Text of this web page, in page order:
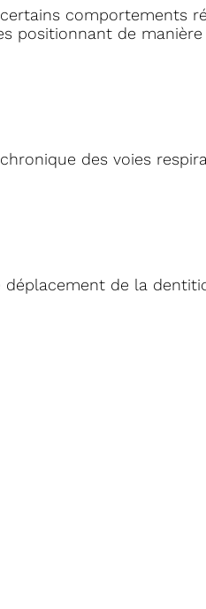
comportements
positionnant de
des voies
déplacement de la